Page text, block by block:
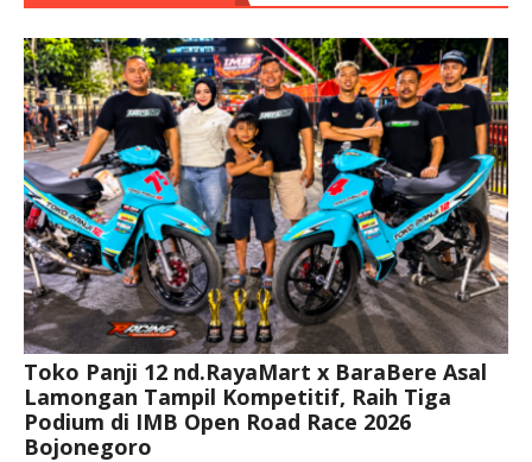
Toko Panji 12 nd.RayaMart x BaraBere Asal
Lamongan Tampil Kompetitif, Raih Tiga
Podium di IMB Open Road Race 2026
Bojonegoro